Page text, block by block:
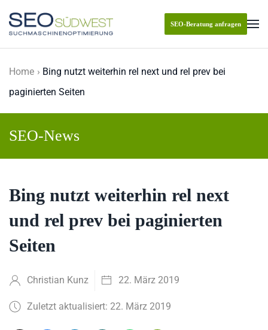
Skip to main content
SEO-Beratung anfragen
Home
Bing nutzt weiterhin rel next und rel prev bei
paginierten Seiten
SEO-News
Bing nutzt weiterhin rel next
und rel prev bei paginierten
Seiten
Christian Kunz 22. März 2019
Zuletzt aktualisiert: 22. März 2019